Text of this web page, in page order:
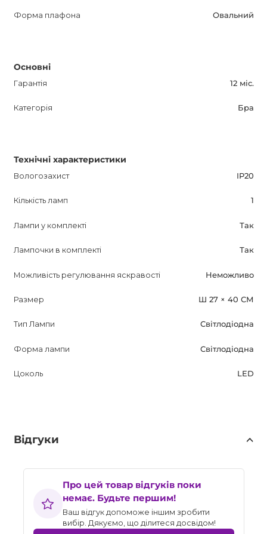
Форма плафона Овальний
Основні
Гарантія 12 міс.
Категорія Бра
Технічні характеристики
Вологозахист IP20
Кількість ламп 1
Лампи у комплекті Так
Лампочки в комплекті Так
Можливість регулювання яскравості Неможливо
Размер Ш 27 × 40 СМ
Тип Лампи Світлодіодна
Форма лампи Світлодіодна
Цоколь LED
Відгуки
Про цей товар відгуків поки
немає. Будьте першим!
Ваш відгук допоможе іншим зробити
вибір. Дякуємо, що ділитеся досвідом!